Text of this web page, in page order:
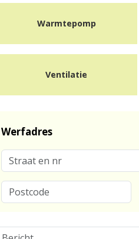
Warmtepomp
Ventilatie
Werfadres